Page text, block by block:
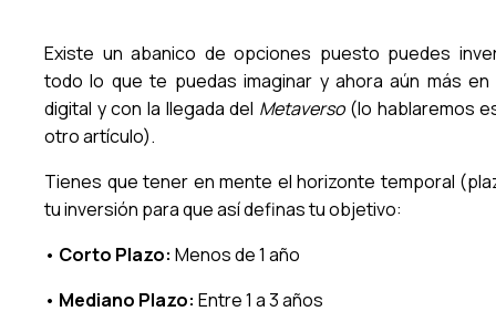
Existe un abanico de opciones puesto puedes
todo lo que te puedas imaginar y ahora aún más en
digital y con la llegada del Metaverso(lo hablaremos
otro artículo).
Tienes que tener en mente el horizonte temporal
tu inversión para que así definas tu objetivo:
• Corto Plazo: Menos de 1 año
• Mediano Plazo: Entre 1 a 3 años